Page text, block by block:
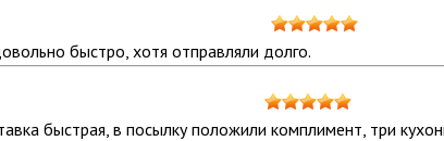
быстро, хотя отправляли долго.
быстрая, в посылку положили комплимент, три